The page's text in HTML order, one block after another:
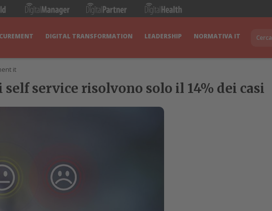
DIGITAL TRANSFORMATION LEADERSHIP NORMATIVA IT Cerca
it
service risolvono solo il 14% dei casi